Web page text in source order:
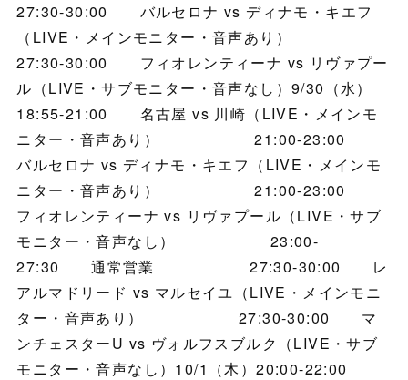
27:30-30:00 バルセロナ vs ディナモ・キエフ
（LIVE・メインモニター・音声あり）
27:30-30:00 フィオレンティーナ vs リヴァプー
ル（LIVE・サブモニター・音声なし）9/30（水）
18:55-21:00 名古屋 vs 川崎（LIVE・メインモ
ニター・音声あり） 21:00-23:00
バルセロナ vs ディナモ・キエフ（LIVE・メインモ
ニター・音声あり） 21:00-23:00
フィオレンティーナ vs リヴァプール（LIVE・サブ
モニター・音声なし） 23:00-
27:30 通常営業 27:30-30:00 レ
アルマドリード vs マルセイユ（LIVE・メインモニ
ター・音声あり） 27:30-30:00 マ
ンチェスターU vs ヴォルフスブルク（LIVE・サブ
モニター・音声なし）10/1（木）20:00-22:00